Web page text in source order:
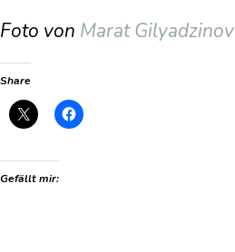
Foto von Marat Gilyadzinov
Share
Gefällt mir: